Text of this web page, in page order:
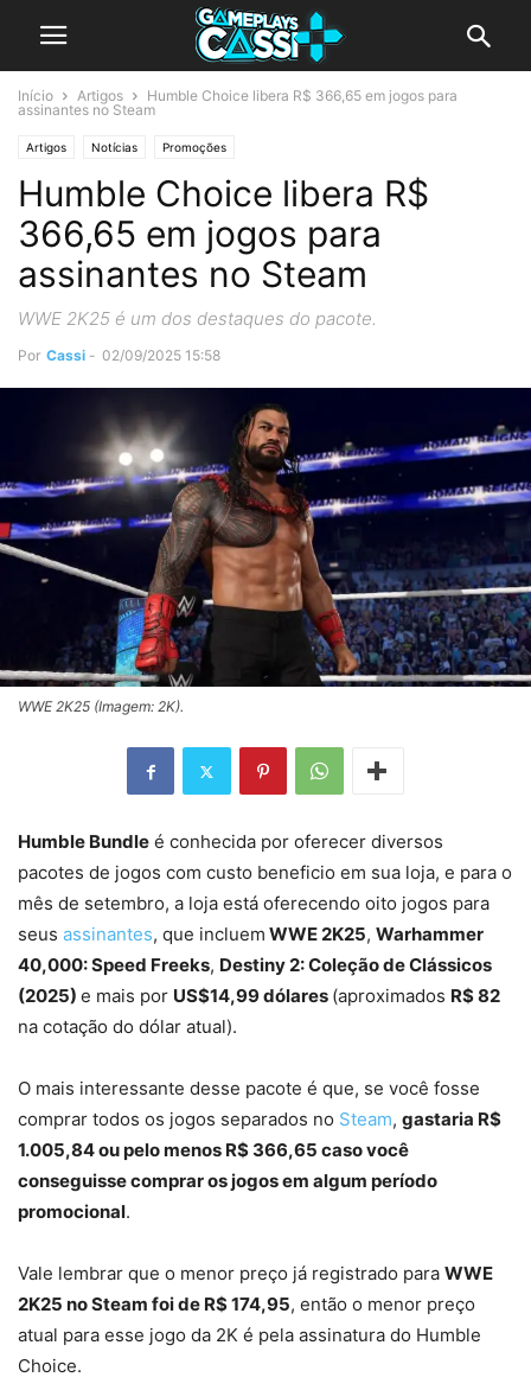
Início Artigos
Humble Choice libera R$ 366,65 em jogos para
assinantes no Steam
Artigos Notícias Promoções
Humble Choice libera R$
366,65 em jogos para
assinantes no Steam
WWE 2K25 é um dos destaques do pacote.
Por Cassi - 02/09/2025 15:58
WWE 2K25 (Imagem: 2K).
Humble Bundle é conhecida por oferecer diversos
pacotes de jogos com custo beneficio em sua loja, e para o
mês de setembro, a loja está oferecendo oito jogos para
seus assinantes, que incluem WWE 2K25, Warhammer
40,000: Speed Freeks, Destiny 2: Coleção de Clássicos
(2025) e mais por US$14,99 dólares (aproximados R$ 82
na cotação do dólar atual).
O mais interessante desse pacote é que, se você fosse
comprar todos os jogos separados no Steam, gastaria R$
1.005,84 ou pelo menos R$ 366,65 caso você
conseguisse comprar os jogos em algum período
promocional.
Vale lembrar que o menor preço já registrado para WWE
2K25 no Steam foi de R$ 174,95, então o menor preço
atual para esse jogo da 2K é pela assinatura do Humble
Choice.